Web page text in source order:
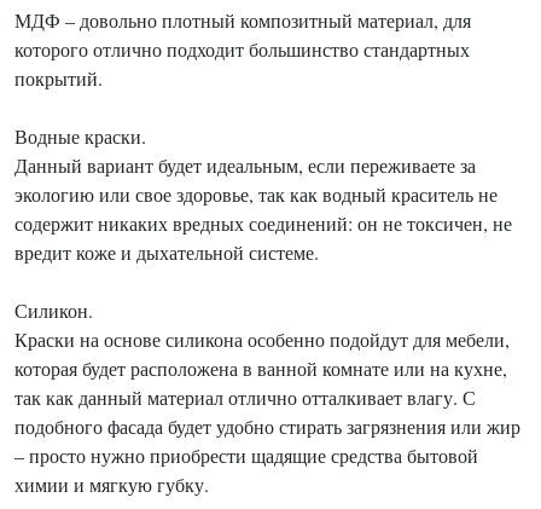
МДФ – довольно плотный композитный материал, для
которого отлично подходит большинство стандартных
покрытий.
Водные краски.
Данный вариант будет идеальным, если переживаете за
экологию или свое здоровье, так как водный краситель не
содержит никаких вредных соединений: он не токсичен, не
вредит коже и дыхательной системе.
Силикон.
Краски на основе силикона особенно подойдут для мебели,
которая будет расположена в ванной комнате или на кухне,
так как данный материал отлично отталкивает влагу. С
подобного фасада будет удобно стирать загрязнения или жир
– просто нужно приобрести щадящие средства бытовой
химии и мягкую губку.